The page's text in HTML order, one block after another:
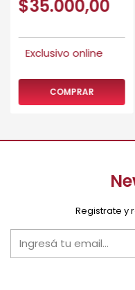
$35.000,00
COMPRAR
Registrate y